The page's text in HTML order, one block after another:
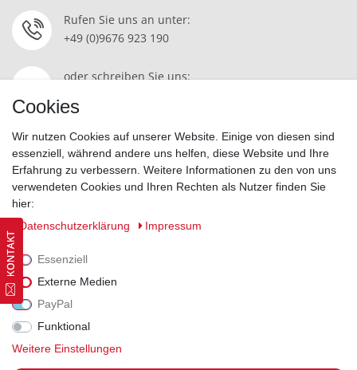
Rufen Sie uns an unter:
+49 (0)9676 923 190
oder schreiben Sie uns:
Widerrufsrecht | Datenschutzerklärung | AGB | Impressum
Cookies
Wir nutzen Cookies auf unserer Website. Einige von diesen sind
essenziell, während andere uns helfen, diese Website und Ihre
Erfahrung zu verbessern. Weitere Informationen zu den von uns
verwendeten Cookies und Ihren Rechten als Nutzer finden Sie
hier:
Daten­schutz­erklärung
Impressum
Essenziell
Externe Medien
PayPal
Funktional
Weitere Einstellungen